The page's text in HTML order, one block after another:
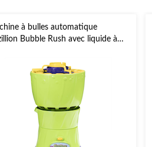
à bulles automatique
Bubble Rush avec liquide à
estivales/d'extérieur